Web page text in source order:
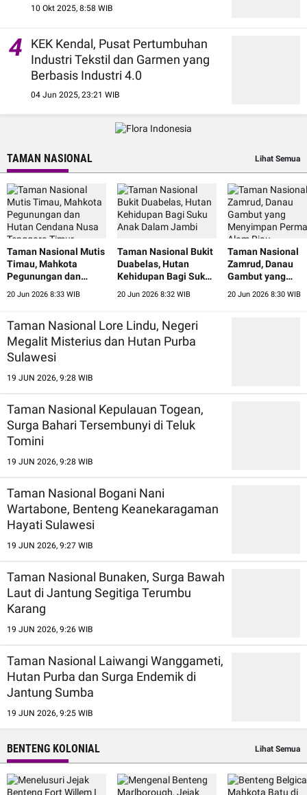
10 Okt 2025, 8:58 WIB
4
KEK Kendal, Pusat Pertumbuhan
Industri Tekstil dan Garmen yang
Berbasis Industri 4.0
04 Jun 2025, 23:21 WIB
TAMAN NASIONAL Lihat Semua
Taman Nasional Mutis
Timau, Mahkota
Pegunungan dan
Hutan Cendana Nusa
20 Jun 2026 8:33 WIB
Taman Nasional Bukit
Duabelas, Hutan
Kehidupan Bagi Suku
Anak Dalam Jambi
20 Jun 2026 8:32 WIB
Taman Nasional
Zamrud, Danau
Gambut yang
Menyimpan
20 Jun 2026 8:30 WIB
Taman Nasional Lore Lindu, Negeri
Megalit Misterius dan Hutan Purba
Sulawesi
19 JUN 2026, 9:28 WIB
Taman Nasional Kepulauan Togean,
Surga Bahari Tersembunyi di Teluk
Tomini
19 JUN 2026, 9:28 WIB
Taman Nasional Bogani Nani
Wartabone, Benteng Keanekaragaman
Hayati Sulawesi
19 JUN 2026, 9:27 WIB
Taman Nasional Bunaken, Surga Bawah
Laut di Jantung Segitiga Terumbu
Karang
19 JUN 2026, 9:26 WIB
Taman Nasional Laiwangi Wanggameti,
Hutan Purba dan Surga Endemik di
Jantung Sumba
19 JUN 2026, 9:25 WIB
BENTENG KOLONIAL Lihat Semua